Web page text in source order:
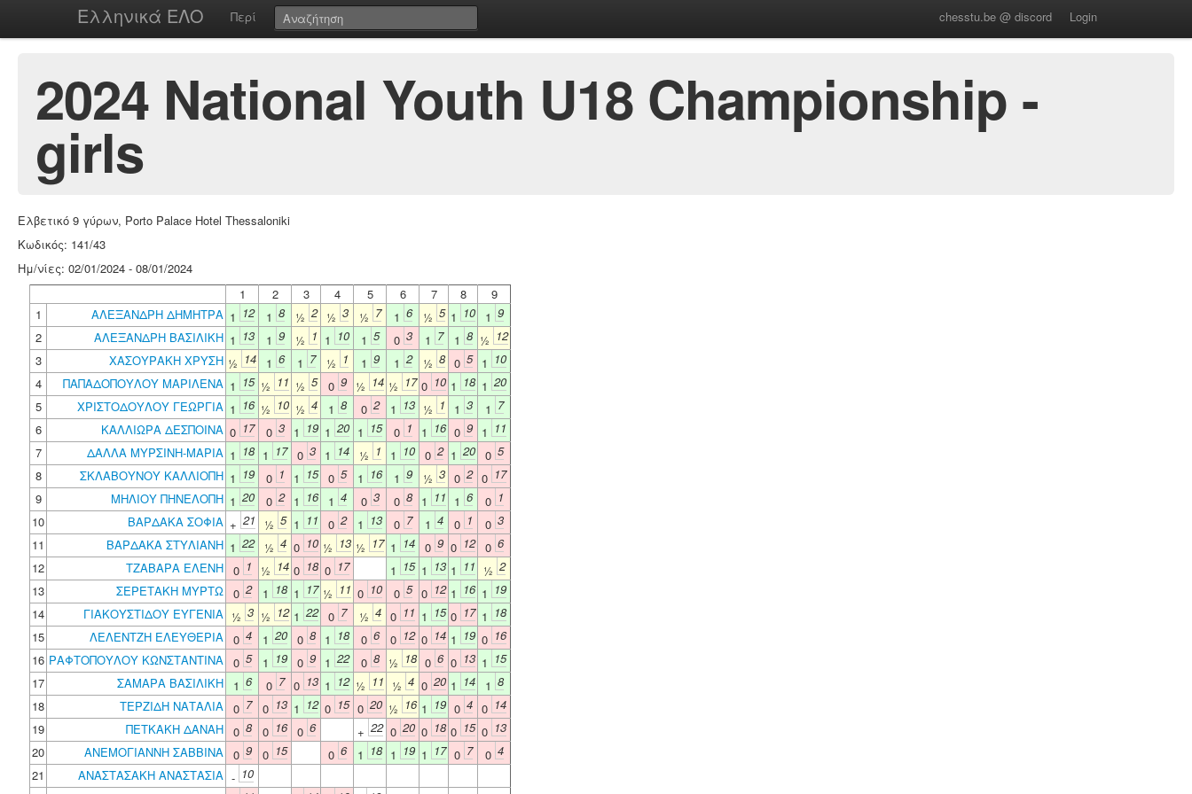
Ελληνικά ΕΛΟ Περί chesstu.be @ discord Login
2024 National Youth U18 Championship -
girls
Ελβετικό 9 γύρων, Porto Palace Hotel Thessaloniki
Κωδικός: 141/43
Ημ/νίες: 02/01/2024 - 08/01/2024
1
2 3 4 5 6 7 8
9
1
ΑΛΕΞΑΝΔΡΗ ΔΗΜΗΤΡΑ 1 12 1 8 ½ 2 ½ 3 ½ 7 1 6 ½ 5 1 10 1 9
2
ΑΛΕΞΑΝΔΡΗ ΒΑΣΙΛΙΚΗ 1 13 1 9 ½ 1 1 10 1 5 0 3 1 7 1 8 ½ 12
3
ΧΑΣΟΥΡΑΚΗ ΧΡΥΣΗ ½ 14 1 6 1 7 ½ 1 1 9 1 2 ½ 8 0 5 1 10
4
ΠΑΠΑΔΟΠΟΥΛΟΥ ΜΑΡΙΛΕΝΑ 1 15 ½ 11 ½ 5 0 9 ½ 14 ½ 17 0 10 1 18 1 20
5
ΧΡΙΣΤΟΔΟΥΛΟΥ ΓΕΩΡΓΙΑ 1 16 ½ 10 ½ 4 1 8 0 2 1 13 ½ 1 1 3 1 7
6
ΚΑΛΛΙΩΡΑ ΔΕΣΠΟΙΝΑ 0 17 0 3 1 19 1 20 1 15 0 1 1 16 0 9 1 11
7
ΔΑΛΛΑ ΜΥΡΣΙΝΗ-ΜΑΡΙΑ 1 18 1 17 0 3 1 14 ½ 1 1 10 0 2 1 20 0 5
8
ΣΚΛΑΒΟΥΝΟΥ ΚΑΛΛΙΟΠΗ 1 19 0 1 1 15 0 5 1 16 1 9 ½ 3 0 2 0 17
9
ΜΗΛΙΟΥ ΠΗΝΕΛΟΠΗ 1 20 0 2 1 16 1 4 0 3 0 8 1 11 1 6 0 1
10
ΒΑΡΔΑΚΑ ΣΟΦΙΑ + 21 ½ 5 1 11 0 2 1 13 0 7 1 4 0 1 0 3
11
ΒΑΡΔΑΚΑ ΣΤΥΛΙΑΝΗ 1 22 ½ 4 0 10 ½ 13 ½ 17 1 14 0 9 0 12 0 6
12
ΤΖΑΒΑΡΑ ΕΛΕΝΗ 0 1 ½ 14 0 18 0 17 1 15 1 13 1 11 ½ 2
13
ΣΕΡΕΤΑΚΗ ΜΥΡΤΩ 0 2 1 18 1 17 ½ 11 0 10 0 5 0 12 1 16 1 19
14
ΓΙΑΚΟΥΣΤΙΔΟΥ ΕΥΓΕΝΙΑ ½ 3 ½ 12 1 22 0 7 ½ 4 0 11 1 15 0 17 1 18
15
ΛΕΛΕΝΤΖΗ ΕΛΕΥΘΕΡΙΑ 0 4 1 20 0 8 1 18 0 6 0 12 0 14 1 19 0 16
16 ΡΑΦΤΟΠΟΥΛΟΥ ΚΩΝΣΤΑΝΤΙΝΑ 0 5 1 19 0 9 1 22 0 8 ½ 18 0 6 0 13 1 15
17
ΣΑΜΑΡΑ ΒΑΣΙΛΙΚΗ 1 6 0 7 0 13 1 12 ½ 11 ½ 4 0 20 1 14 1 8
18
ΤΕΡΖΙΔΗ ΝΑΤΑΛΙΑ 0 7 0 13 1 12 0 15 0 20 ½ 16 1 19 0 4 0 14
19
ΠΕΤΚΑΚΗ ΔΑΝΑΗ 0 8 0 16 0 6 + 22 0 20 0 18 0 15 0 13
20
ΑΝΕΜΟΓΙΑΝΝΗ ΣΑΒΒΙΝΑ 0 9 0 15 0 6 1 18 1 19 1 17 0 7 0 4
21
ΑΝΑΣΤΑΣΑΚΗ ΑΝΑΣΤΑΣΙΑ - 10